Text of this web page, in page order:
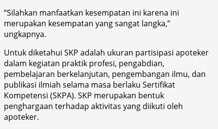
“Silahkan manfaatkan kesempatan ini karena ini
merupakan kesempatan yang sangat langka,”
ungkapnya.
Untuk diketahui SKP adalah ukuran partisipasi apoteker
dalam kegiatan praktik profesi, pengabdian,
pembelajaran berkelanjutan, pengembangan ilmu, dan
publikasi ilmiah selama masa berlaku Sertifikat
Kompetensi (SKPA). SKP merupakan bentuk
penghargaan terhadap aktivitas yang diikuti oleh
apoteker.